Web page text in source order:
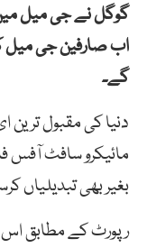
گوگل نے جی میل میں
اب صارفین جی میل
گے۔
دنیا کی مقبول
مائیکرو سافٹ آفس
بغیر بھی تبدیلیاں
رپورٹ کے مطابق